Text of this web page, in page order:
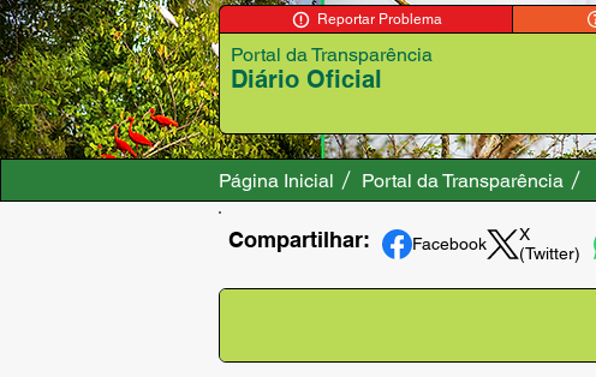
Reportar Problema
Diário Oficial
Portal da Transparência
Página Inicial Portal da Transparência
Compartilhar: Facebook
X
(Twitter)